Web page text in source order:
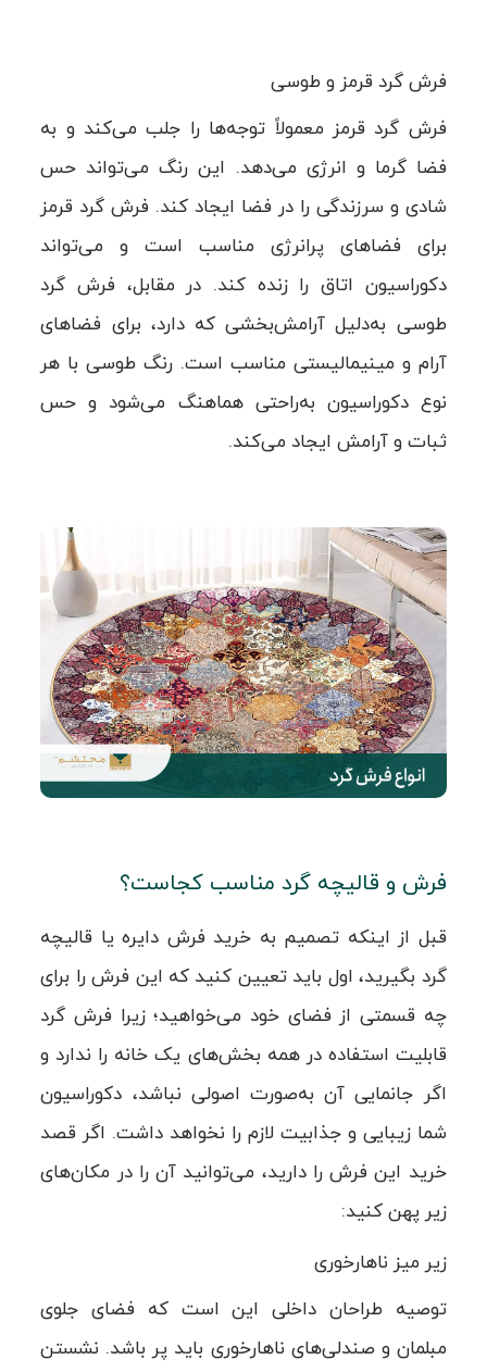
فرش گرد قرمز و طوسی
فرش گرد قرمز معمولاً توجه‌ها را جلب می‌کند و به
فضا گرما و انرژی می‌دهد. این رنگ می‌تواند حس
شادی و سرزندگی را در فضا ایجاد کند. فرش گرد قرمز
برای فضاهای پرانرژی مناسب است و می‌تواند
دکوراسیون اتاق را زنده کند. در مقابل، فرش گرد
طوسی به‌دلیل آرامش‌بخشی که دارد، برای فضاهای
آرام و مینیمالیستی مناسب است. رنگ طوسی با هر
نوع دکوراسیون به‌راحتی هماهنگ می‌شود و حس
ثبات و آرامش ایجاد می‌کند.
فرش و قالیچه گرد مناسب کجاست؟
قبل از اینکه تصمیم به خرید فرش دایره یا قالیچه
گرد بگیرید، اول باید تعیین کنید که این فرش را برای
چه قسمتی از فضای خود می‌خواهید؛ زیرا فرش گرد
قابلیت استفاده در همه بخش‌های یک خانه را ندارد و
اگر جانمایی آن به‌صورت اصولی نباشد، دکوراسیون
شما زیبایی و جذابیت لازم را نخواهد داشت. اگر قصد
خرید این فرش را دارید، می‌توانید آن را در مکان‌های
زیر پهن کنید:
زیر میز ناهارخوری
توصیه طراحان داخلی این است که فضای جلوی
مبلمان و صندلی‌های ناهارخوری باید پر باشد. نشستن